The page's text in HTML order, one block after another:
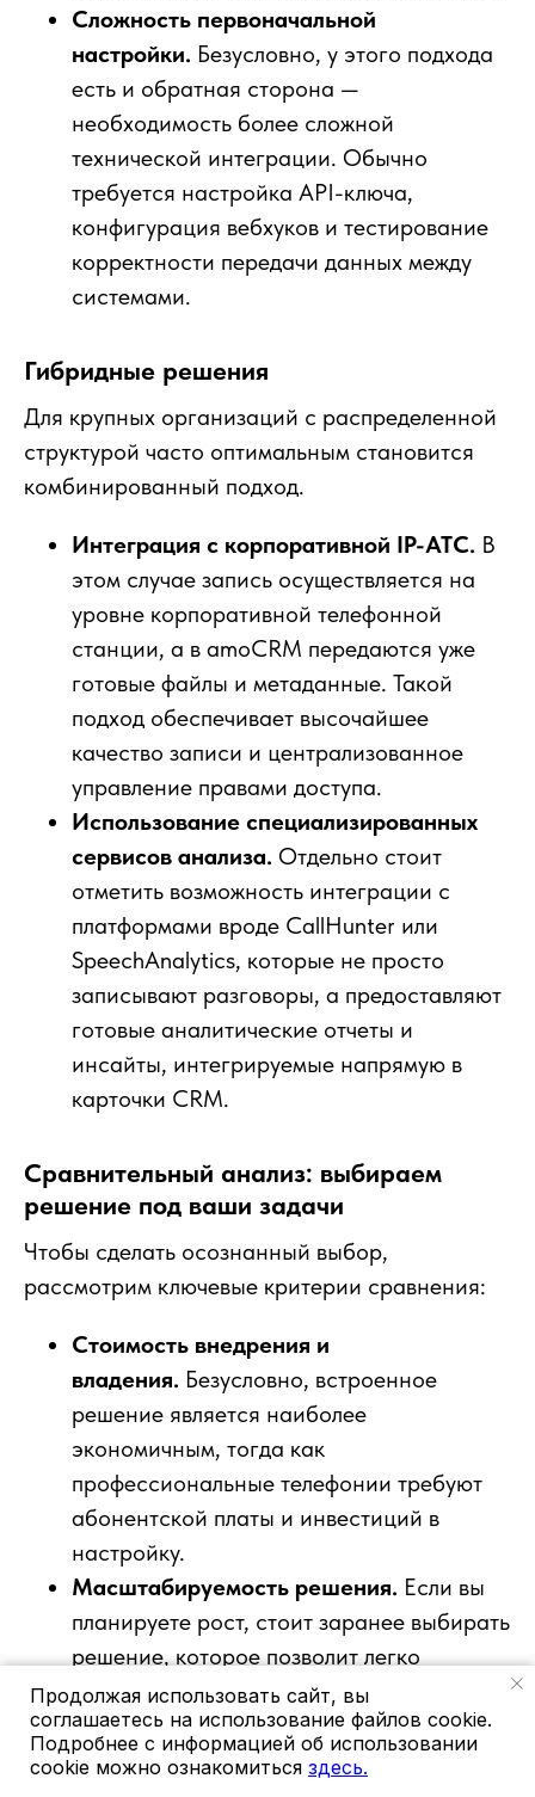
Сложность первоначальной
настройки. Безусловно, у этого подхода
есть и обратная сторона —
необходимость более сложной
технической интеграции. Обычно
требуется настройка API-ключа,
конфигурация вебхуков и тестирование
корректности передачи данных между
системами.
Гибридные решения
Для крупных организаций с распределенной
структурой часто оптимальным становится
комбинированный подход.
Интеграция с корпоративной IP-АТС. В
этом случае запись осуществляется на
уровне корпоративной телефонной
станции, а в amoCRM передаются уже
готовые файлы и метаданные. Такой
подход обеспечивает высочайшее
качество записи и централизованное
управление правами доступа.
Использование специализированных
сервисов анализа. Отдельно стоит
отметить возможность интеграции с
платформами вроде CallHunter или
SpeechAnalytics, которые не просто
записывают разговоры, а предоставляют
готовые аналитические отчеты и
инсайты, интегрируемые напрямую в
карточки CRM.
Сравнительный анализ: выбираем
решение под ваши задачи
Чтобы сделать осознанный выбор,
рассмотрим ключевые критерии сравнения:
Стоимость внедрения и
владения. Безусловно, встроенное
решение является наиболее
экономичным, тогда как
профессиональные телефонии требуют
абонентской платы и инвестиций в
настройку.
Масштабируемость решения. Если вы
планируете рост, стоит заранее выбирать
решение, которое позволит легко
добавлять новых пользователей и номера
без потери качества сервиса.
Соответствие отраслевым
Продолжая использовать сайт, вы
соглашаетесь на использование файлов cookie.
Подробнее с информацией об использовании
cookie можно ознакомиться здесь.